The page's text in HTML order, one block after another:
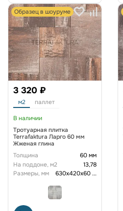
Образец в шоуруме
3 320 ₽
м2 паллет
В наличии
Тротуарная плитка
Terrafaktura Ларго 60 мм
Жженая глина
Толщина
60 мм
На поддоне, м2
13,78
Размеры, мм
630х420х60...